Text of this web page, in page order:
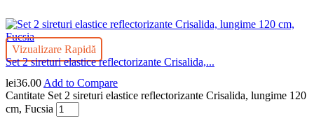
Vizualizare Rapidă
Set 2 sireturi elastice reflectorizante Crisalida,...
lei36.00 Add to Compare
Cantitate Set 2 sireturi elastice reflectorizante Crisalida, lungime 120
cm, Fucsia